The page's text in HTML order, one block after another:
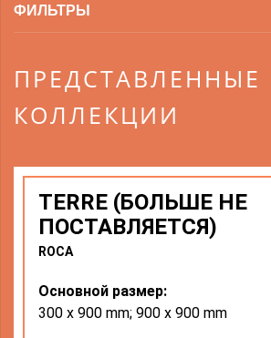
ФИЛЬТРЫ
ПРЕДСТАВЛЕННЫЕ
КОЛЛЕКЦИИ
TERRE (БОЛЬШЕ НЕ
ПОСТАВЛЯЕТСЯ)
ROCA
Основной размер:
300 x 900 mm; 900 x 900 mm